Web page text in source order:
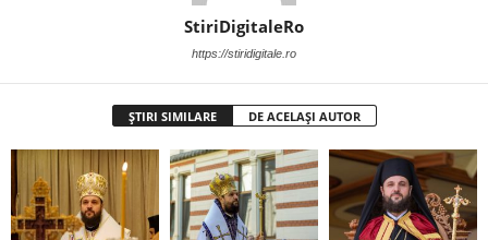
StiriDigitaleRo
https://stiridigitale.ro
ȘTIRI SIMILARE DE ACELAȘI AUTOR